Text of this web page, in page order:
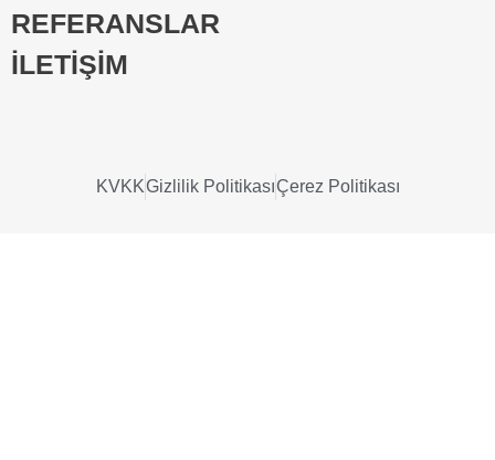
REFERANSLAR
İLETİŞİM
KVKKGizlilik PolitikasıÇerez Politikası